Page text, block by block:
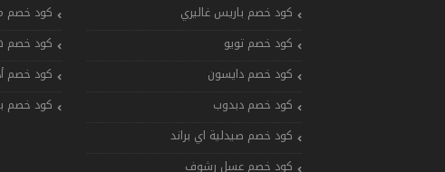
كود خصم باريس غاليري
كود خصم تويو
كود خصم دايسون
كود خصم دبدوب
كود خصم صيدلية اي براند
كود خصم عسل رشوف
كود خصم
كود
كود خصم
كود خصم